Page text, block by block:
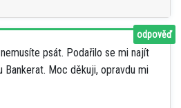
psát. Podařilo se mi najít
Bankerat. Moc děkuji, opravdu mi
odpověď